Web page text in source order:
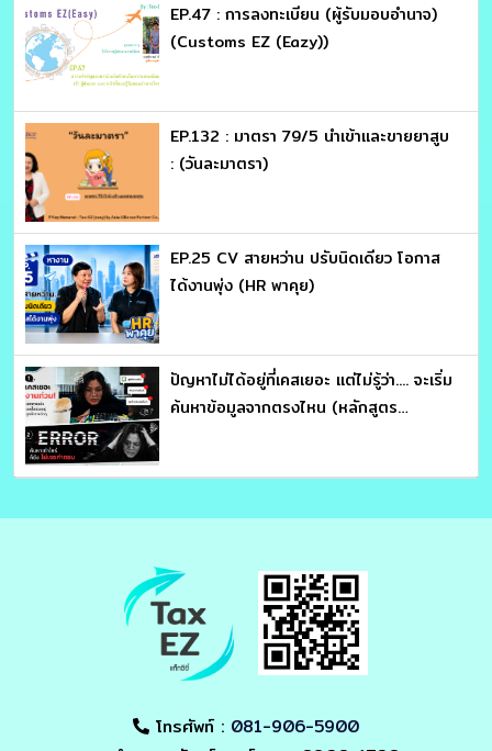
EP.47 : การลงทะเบียน (ผู้รับมอบอำนาจ)
(Customs EZ (Eazy))
EP.132 : มาตรา 79/5 นำเข้าและขายยาสูบ
: (วันละมาตรา)
EP.25 CV สายหว่าน ปรับนิดเดียว โอกาส
ได้งานพุ่ง (HR พาคุย)
ปัญหาไม่ได้อยู่ที่เคสเยอะ แต่ไม่รู้ว่า.... จะเริ่ม
ค้นหาข้อมูลจากตรงไหน (หลักสูตร
โทรศัพท์ : 081-906-5900